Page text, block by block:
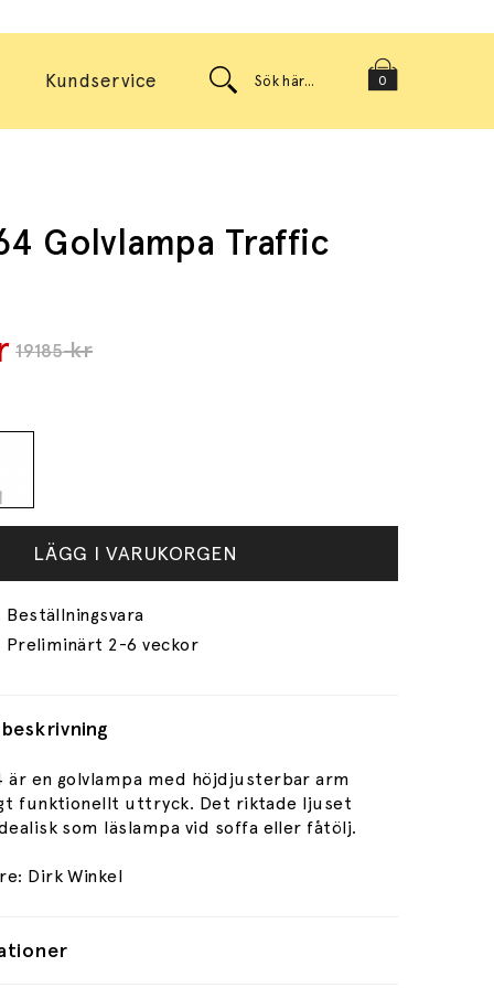
0
Kundservice
Golvlampa Traffic
19185kr
LÄGG I VARUKORGEN
Preliminärt 2-6 veckor
är en golvlampa med höjdjusterbar arm
funktionellt uttryck. Det riktade ljuset
som läslampa vid soffa eller fåtölj.
Dirk Winkel